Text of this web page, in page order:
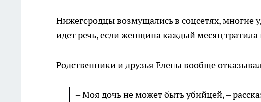
Нижегородцы возмущались в соцсетях, многие
идет речь, если женщина каждый месяц
Родственники и друзья Елены вообще
– Моя дочь не может быть убийцей, –